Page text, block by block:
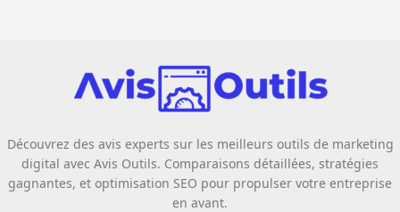
Découvrez des avis experts sur les meilleurs outils de marketing
digital avec Avis Outils. Comparaisons détaillées, stratégies
gagnantes, et optimisation SEO pour propulser votre entreprise
en avant.